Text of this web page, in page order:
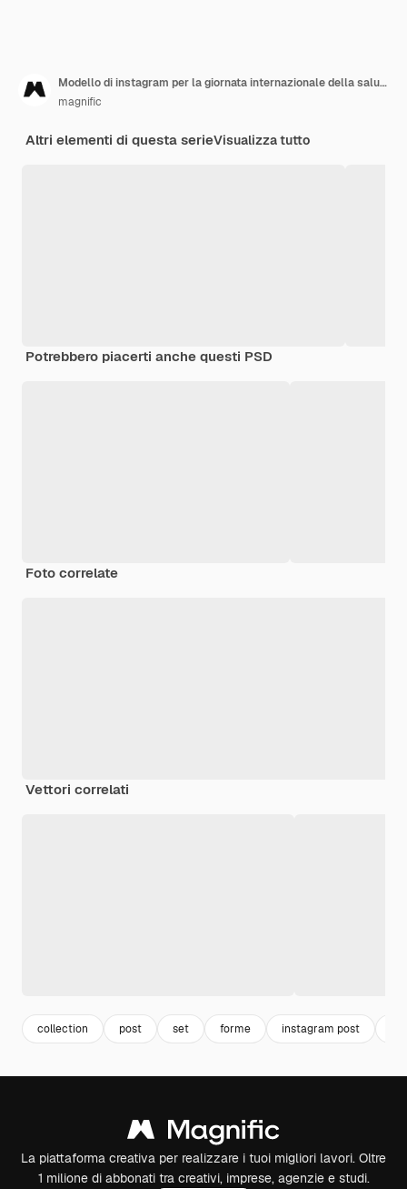
Modello di instagram per la giornata internazionale della salute mentale di design piatto
magnific
Altri elementi di questa serieVisualizza tutto
Potrebbero piacerti anche questi PSD
Foto correlate
Vettori correlati
collection post set forme instagram post
La piattaforma creativa per realizzare i tuoi migliori lavori. Oltre
1 milione di abbonati tra creativi, imprese, agenzie e studi.